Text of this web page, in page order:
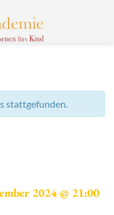
stattgefunden.
2024 @ 21:00